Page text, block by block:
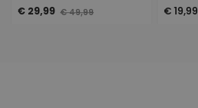
€ 29,99 € 49,99
€ 19,99